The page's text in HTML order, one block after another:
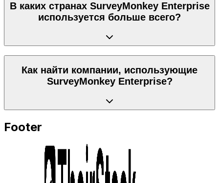
В каких странах SurveyMonkey Enterprise
используется больше всего?
Как найти компании, использующие
SurveyMonkey Enterprise?
Footer